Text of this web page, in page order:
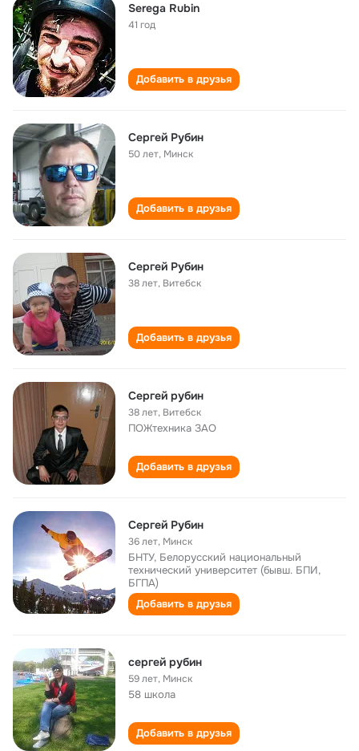
Serega Rubin
41 год
Добавить в друзья
Сергей Рубин
50 лет, Минск
Добавить в друзья
Сергей Рубин
38 лет, Витебск
Добавить в друзья
Сергей рубин
38 лет, Витебск
ПОЖтехника ЗАО
Добавить в друзья
Сергей Рубин
36 лет, Минск
БНТУ, Белорусский национальный
технический университет (бывш. БПИ,
БГПА)
Добавить в друзья
сергей рубин
59 лет, Минск
58 школа
Добавить в друзья